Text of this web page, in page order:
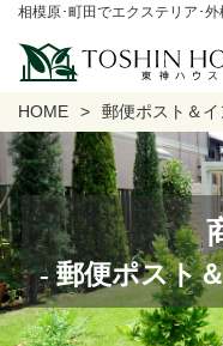
相模原･町田でエクステリア･
HOME 郵便ポスト＆
- 郵便ポスト